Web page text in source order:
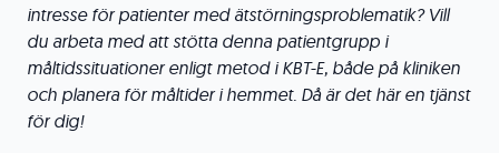
intresse för patienter med ätstörningsproblematik? Vill
du arbeta med att stötta denna patientgrupp i
måltidssituationer enligt metod i KBT-E, både på kliniken
och planera för måltider i hemmet. Då är det här en tjänst
för dig!